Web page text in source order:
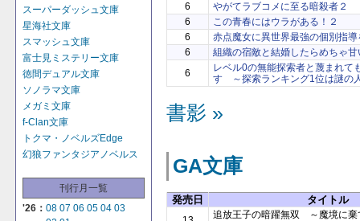
スーパーダッシュ文庫
星海社文庫
スマッシュ文庫
富士見ミステリー文庫
徳間デュアル文庫
ソノラマ文庫
メガミ文庫
f-Clan文庫
トクマ・ノベルズEdge
幻狼ファンタジアノベルス
刊行月一覧
'26： 08 07 06 05 04 03
6
やがてラブコメに至る暗殺者２
6
この青春にはウラがある！２
6
赤点魔女に異世界最強の個別指導
6
組織の宿敵と結婚したらめちゃ甘
6
レベル0の無能探索者と蔑まれて
す ～探索ランキング1位は謎の
書影 »
GA文庫
発売日 タイトル
追放王子の暗躍無双 ～魔境に棄